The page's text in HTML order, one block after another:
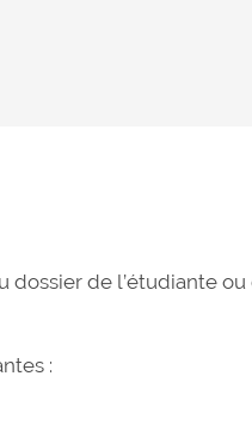
dossier de l’étudiante
: